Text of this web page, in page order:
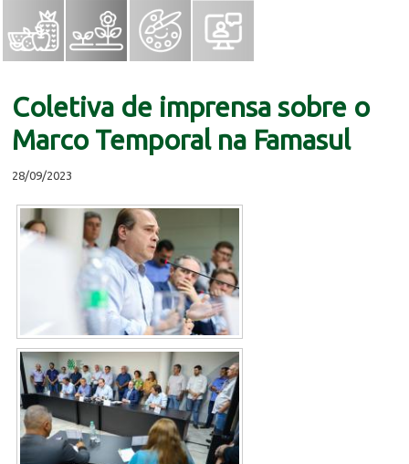
Coletiva de imprensa sobre o
Marco Temporal na Famasul
28/09/2023